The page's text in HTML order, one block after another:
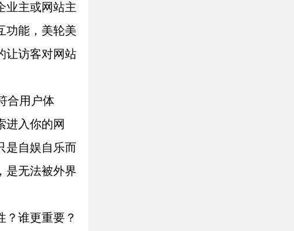
业主或网站主
功能，美轮美
让访客对网站
合用户体
进入你的网
是自娱自乐而
是无法被外界
谁更重要？